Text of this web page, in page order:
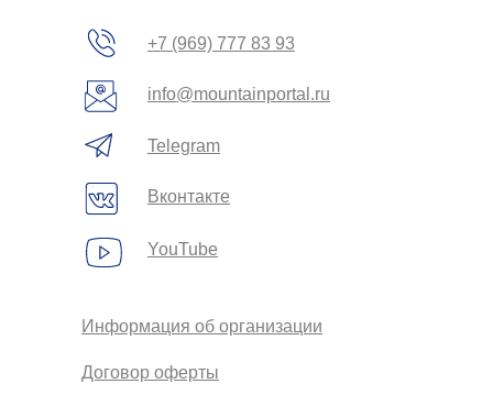
info@mountainportal.ru
Договор оферты
Информация об организации
+7 (969) 777 83 93
Telegram
Вконтакте
YouTube